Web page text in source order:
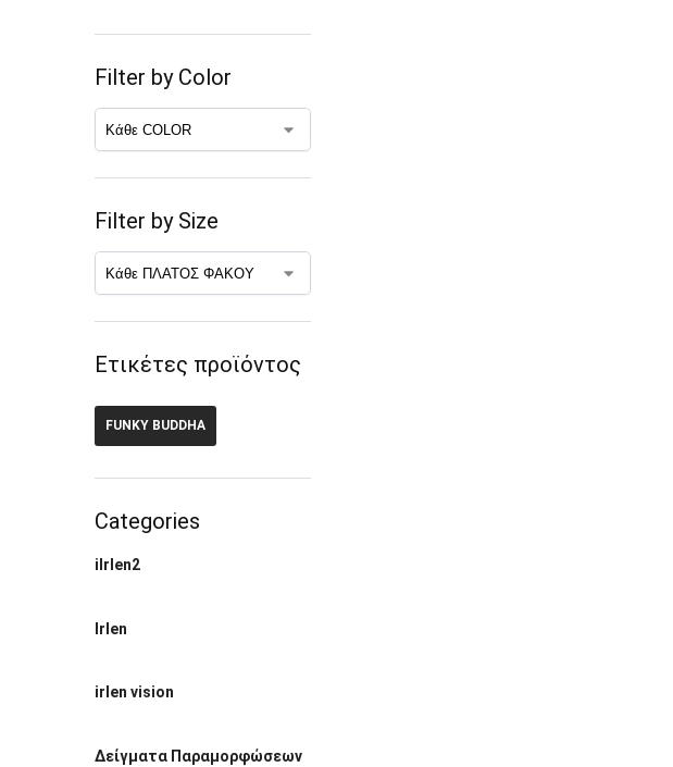
Filter by Color
Filter by Size
Ετικέτες προϊόντος
FUNKY BUDDHA
Categories
ilrlen2
Irlen
irlen vision
Δείγματα Παραμορφώσεων